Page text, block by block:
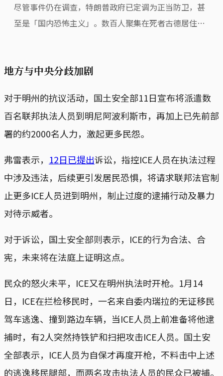
尽管事件仍在调查，特朗普政府已定调为正当防卫，甚
至是「国内恐怖主义」。数百人聚集在死者古德居住的
地方与中央分歧加剧
对于明州的抗议活动，国土安全部11日宣布将派遣数
百名联邦执法人员到明尼阿波利斯市，再加上已先前部
署的约2000名人力，激起更多民怨。
弗雷表示， 12日已提出诉讼，指控ICE人员在执法过程
中涉及违法，后续更引发居民恐惧，将请求联邦法官制
止更多ICE人员进到明州，制止过度的逮捕行动及暴力
对待示威者。
对于诉讼，国土安全部则表示，ICE的行为合法、合
宪，未来将在法庭上证明这点。
民众的怒火未平，ICE又在明州执法时开枪。1月14
日，ICE在拦检移民时，一名来自委内瑞拉的无证移民
驾车逃逸、撞到路边车辆，当ICE人员上前准备将他逮
捕时，有2人突然持铁铲和扫把攻击ICE人员。国土安
全部表示，ICE人员为自保才再度开枪，不料击中上述
的逃逸移民腿部，而两名攻击执法人员的民众已被捕。